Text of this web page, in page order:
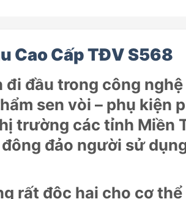
Cao Cấp TĐV S568
đi đầu trong công
sen vòi – phụ kiện
trường các tỉnh Miền
đảo người sử
rất độc hại cho cơ